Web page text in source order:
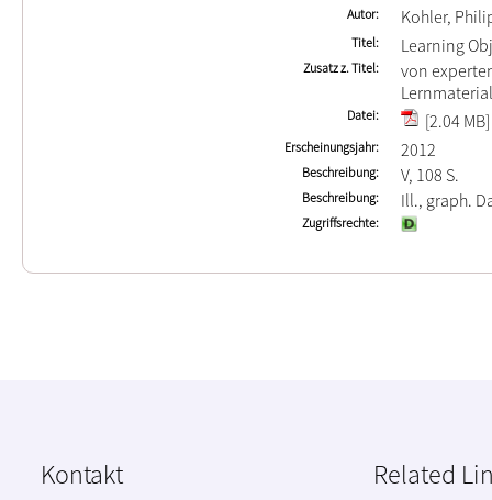
Autor Kohler,
Titel Learning
Zusatz z. Titel
von
Datei [2.04 MB]
Erscheinungsjahr 2012
Beschreibung V, 108 S.
Beschreibung Ill., graph.
Zugriffsrechte
Kontakt Related